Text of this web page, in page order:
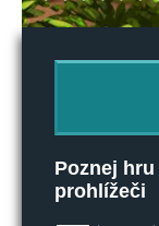
Poznej
prohlížeči